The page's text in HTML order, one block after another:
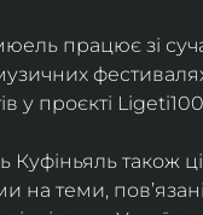
працює зі
у проєкті
Куфіньяль
на теми,